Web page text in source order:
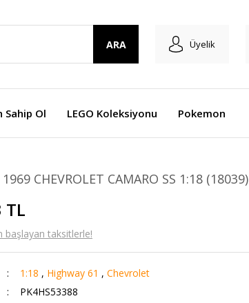
ARA Üyelik
Sahip Ol LEGO Koleksiyonu Pokemon
CHEVROLET CAMARO SS 1:18 (18039)
TL
başlayan taksitlerle!
1:18 , Highway 61 , Chevrolet
PK4HS53388